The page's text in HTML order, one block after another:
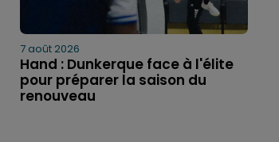
7 août 2026
Hand : Dunkerque face à l'élite
pour préparer la saison du
renouveau